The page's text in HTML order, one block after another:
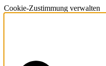
Cookie-Zustimmung verwalten